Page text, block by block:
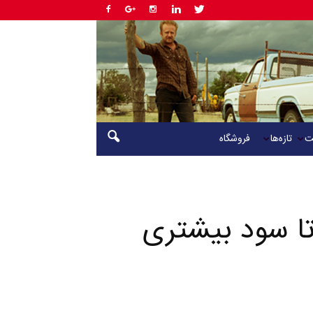
تازه‌ها فروشگاه
سود بیشتری